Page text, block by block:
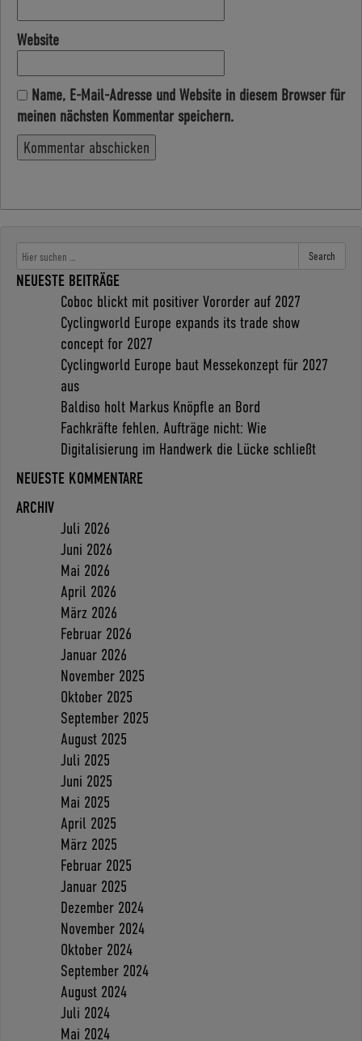
Website
Name, E-Mail-Adresse und Website in diesem Browser für
meinen nächsten Kommentar speichern.
Search
NEUESTE BEITRÄGE
Coboc blickt mit positiver Vororder auf 2027
Cyclingworld Europe expands its trade show
concept for 2027
Cyclingworld Europe baut Messekonzept für 2027
aus
Baldiso holt Markus Knöpfle an Bord
Fachkräfte fehlen, Aufträge nicht: Wie
Digitalisierung im Handwerk die Lücke schließt
NEUESTE KOMMENTARE
ARCHIV
Juli 2026
Juni 2026
Mai 2026
April 2026
März 2026
Februar 2026
Januar 2026
November 2025
Oktober 2025
September 2025
August 2025
Juli 2025
Juni 2025
Mai 2025
April 2025
März 2025
Februar 2025
Januar 2025
Dezember 2024
November 2024
Oktober 2024
September 2024
August 2024
Juli 2024
Mai 2024